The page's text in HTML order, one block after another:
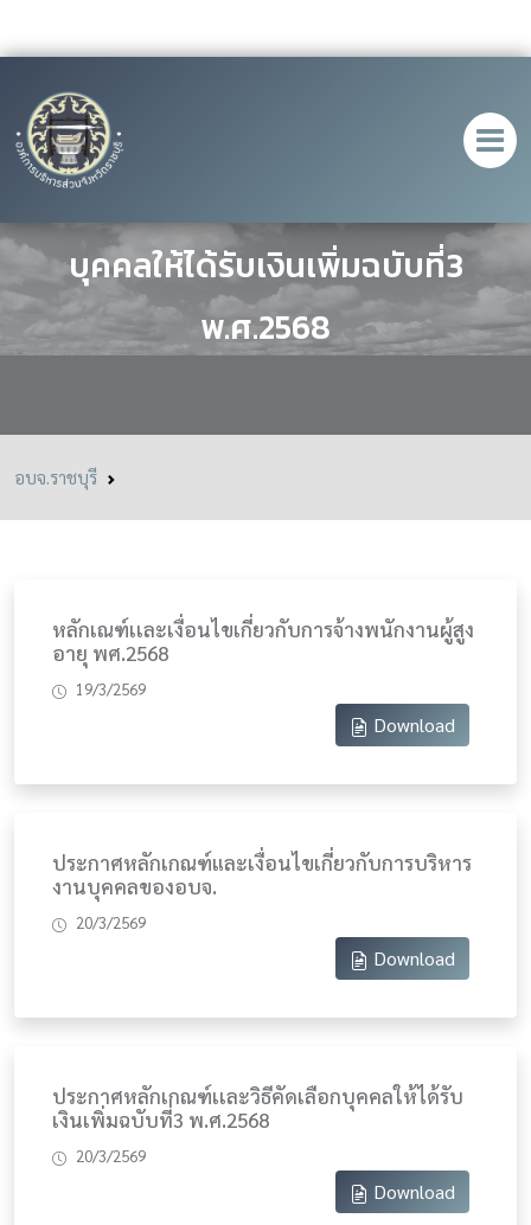
ประกาศหลักเกณฑ์เเละวิธีคัดเลือก
บุคคลให้ได้รับเงินเพิ่มฉบับที่3
พ.ศ.2568
อบจ.ราชบุรี
หลักเณฑ์เเละเงื่อนไขเกี่ยวกับการจ้างพนักงานผู้สูง
อายุ พศ.2568
19/3/2569
Download
ประกาศหลักเกณฑ์และเงื่อนไขเกี่ยวกับการบริหาร
งานบุคคลของอบจ.
20/3/2569
Download
ประกาศหลักเกณฑ์เเละวิธีคัดเลือกบุคคลให้ได้รับ
เงินเพิ่มฉบับที่3 พ.ศ.2568
20/3/2569
Download